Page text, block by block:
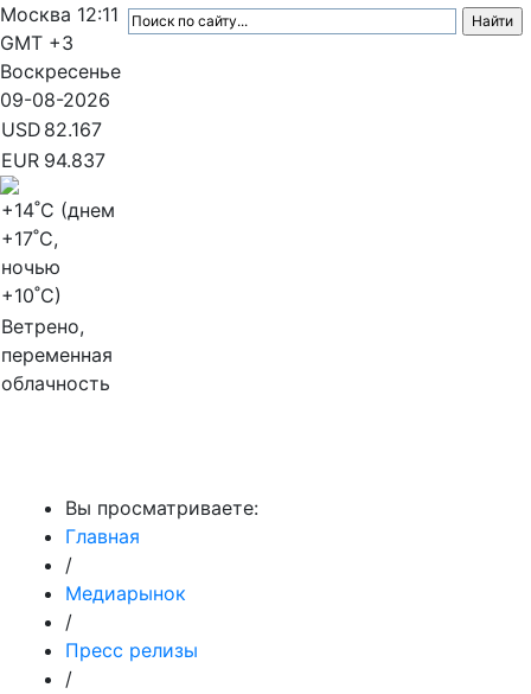
Москва 12:11
GMT +3
Воскресенье
09-08-2026
USD 82.167
EUR 94.837
+14˚C (днем
+17˚C,
ночью
+10˚C)
Ветрено,
переменная
облачность
Вы просматриваете:
Главная
/
Медиарынок
/
Пресс релизы
/